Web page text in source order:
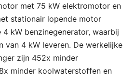
met 75 kW elektromotor en
stationair lopende motor
4 kW benzinegenerator, waarbij
van 4 kW leveren. De werkelijke
zijn 452x minder
minder koolwaterstoffen en